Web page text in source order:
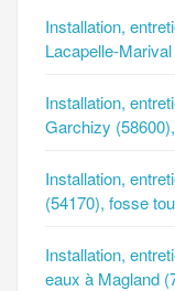
Installation,
Lacapelle-
Installation,
Garchizy
Installation,
(54170), fosse
Installation,
eaux à Magland